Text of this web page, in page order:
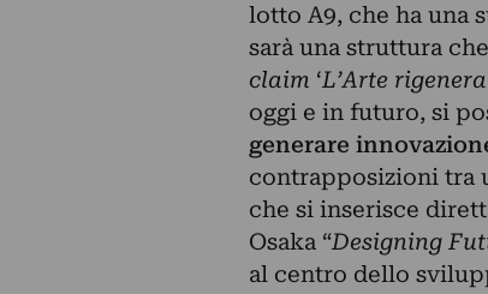
lotto A9, che ha una
sarà una struttura
claim ‘L’Arte
oggi e in futuro, si
generare
contrapposizioni tra
che si inserisce
Osaka “Designing
al centro dello